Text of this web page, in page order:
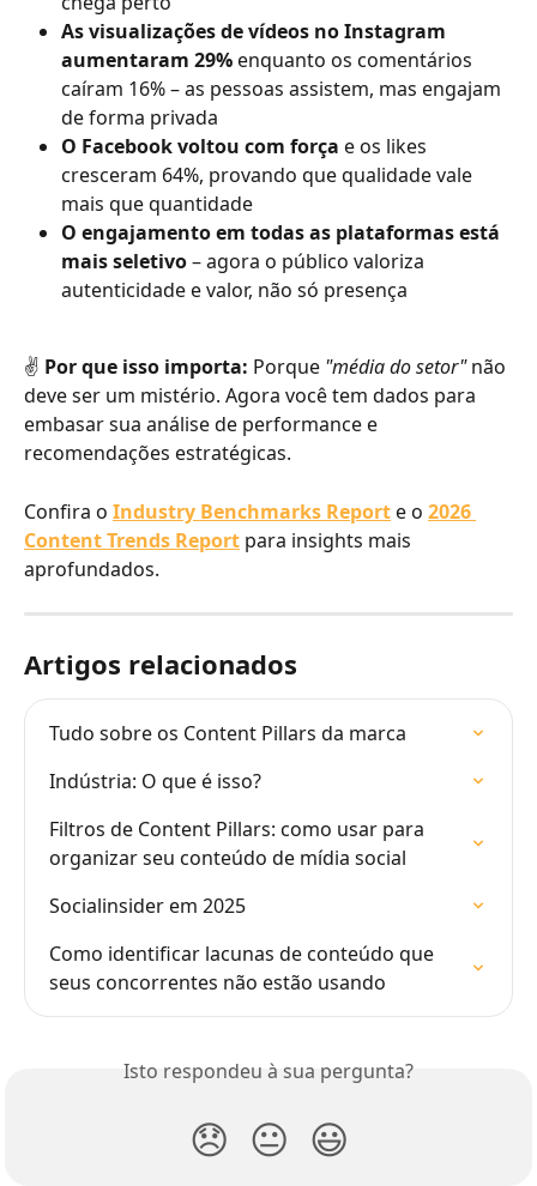
As visualizações de vídeos no Instagram
aumentaram 29% enquanto os comentários
caíram 16% – as pessoas assistem, mas engajam
de forma privada
O Facebook voltou com força e os likes
cresceram 64%, provando que qualidade vale
mais que quantidade
O engajamento em todas as plataformas está
mais seletivo – agora o público valoriza
autenticidade e valor, não só presença
✌️ Por que isso importa: Porque "média do setor" não
deve ser um mistério. Agora você tem dados para
embasar sua análise de performance e
recomendações estratégicas.
Confira o Industry Benchmarks Report e o 2026
Content Trends Report para insights mais
aprofundados.
Artigos relacionados
Tudo sobre os Content Pillars da marca
Indústria: O que é isso?
Filtros de Content Pillars: como usar para
organizar seu conteúdo de mídia social
Socialinsider em 2025
Como identificar lacunas de conteúdo que
seus concorrentes não estão usando
Isto respondeu à sua pergunta?
😞 😐 😃